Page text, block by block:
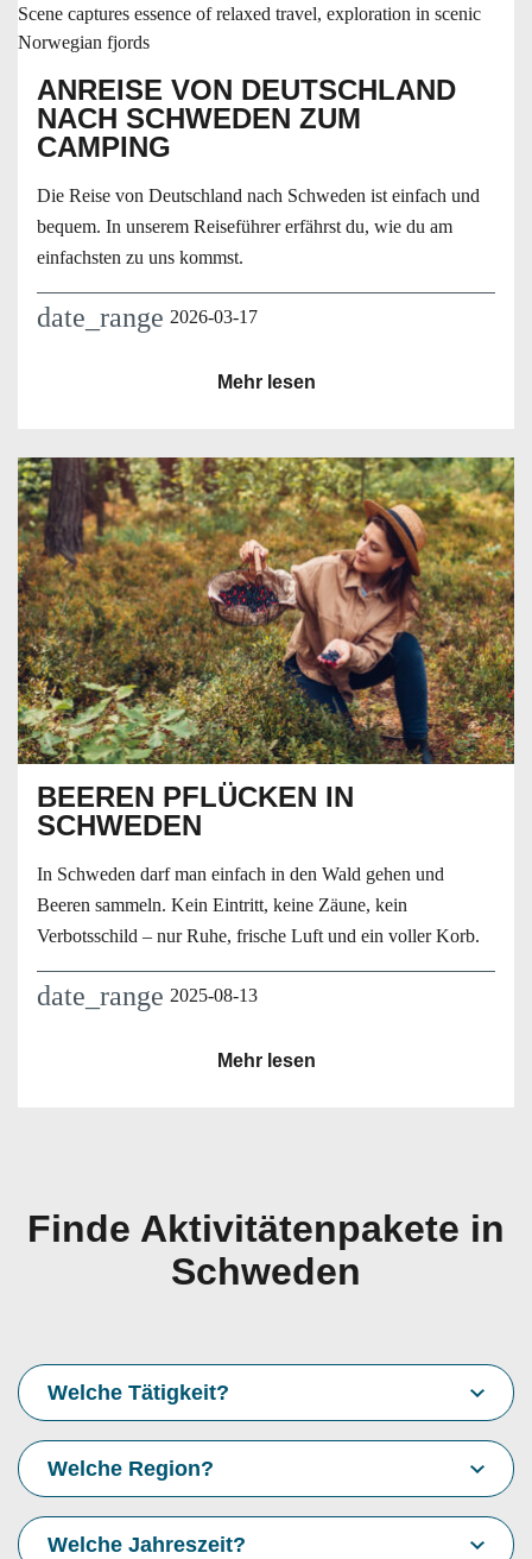
ANREISE VON DEUTSCHLAND
NACH SCHWEDEN ZUM
CAMPING
Die Reise von Deutschland nach Schweden ist einfach und
bequem. In unserem Reiseführer erfährst du, wie du am
einfachsten zu uns kommst.
date_range 2026-03-17
Mehr lesen
BEEREN PFLÜCKEN IN
SCHWEDEN
In Schweden darf man einfach in den Wald gehen und
Beeren sammeln. Kein Eintritt, keine Zäune, kein
Verbotsschild – nur Ruhe, frische Luft und ein voller Korb.
date_range 2025-08-13
Mehr lesen
Finde Aktivitätenpakete in
Schweden
Welche Tätigkeit?
Welche Region?
Welche Jahreszeit?